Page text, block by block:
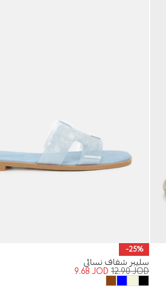
-25%
سليبر شفاف نسائي
12.90JOD
9.68JOD